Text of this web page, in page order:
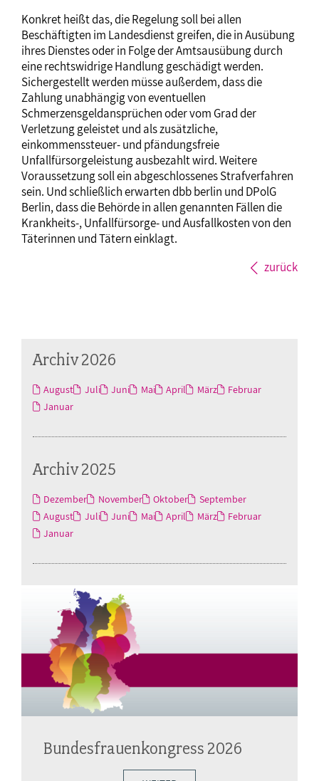
Konkret heißt das, die Regelung soll bei allen
Beschäftigten im Landesdienst greifen, die in Ausübung
ihres Dienstes oder in Folge der Amtsausübung durch
eine rechtswidrige Handlung geschädigt werden.
Sichergestellt werden müsse außerdem, dass die
Zahlung unabhängig von eventuellen
Schmerzensgeldansprüchen oder vom Grad der
Verletzung geleistet und als zusätzliche,
einkommenssteuer- und pfändungsfreie
Unfallfürsorgeleistung ausbezahlt wird. Weitere
Voraussetzung soll ein abgeschlossenes Strafverfahren
sein. Und schließlich erwarten dbb berlin und DPolG
Berlin, dass die Behörde in allen genannten Fällen die
Krankheits-, Unfallfürsorge- und Ausfallkosten von den
Täterinnen und Tätern einklagt.
zurück
Archiv 2026
August Juli Juni Mai April März
Februar
Januar
Archiv 2025
Dezember November Oktober
September
August
Juli Juni Mai April März
Februar
Januar
Bundesfrauenkongress 2026